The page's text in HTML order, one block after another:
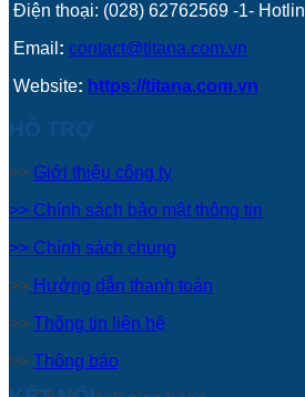
Điện thoại: (028) 62762569 -1-
Email : contact@titana.com.vn
Website: https://titana.com.vn
>> Giới thiệu công ty
>> Chính sách bảo mật thông tin
>> Chính sách chung
>> Hướng dẫn thanh toán
>> Thông tin liên hệ
>> Thông báo